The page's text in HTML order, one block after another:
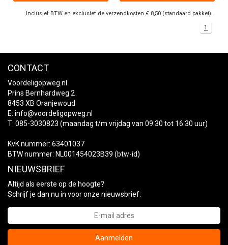
Inclusief BTW en exclusief de verzendkosten € 8,50 (standaard pakket).
1
CONTACT
Voordeligopweg.nl
Prins Bernhardweg 2
8453 XB Oranjewoud
E: info@voordeligopweg.nl
T: 085-3030823 (maandag t/m vrijdag van 09:30 tot 16:30 uur)
KvK nummer: 63401037
BTW nummer: NL001454023B39 (btw-id)
NIEUWSBRIEF
Altijd als eerste op de hoogte?
Schrijf je dan nu in voor onze nieuwsbrief:
Aanmelden